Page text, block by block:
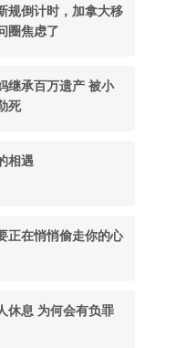
规倒计时，加拿大移
圈焦虑了
继承百万遗产 被小
死
相遇
正在悄悄偷走你的心
休息 为何会有负罪